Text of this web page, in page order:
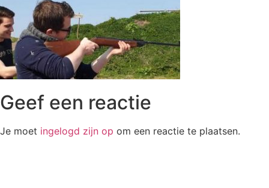
Geef een reactie
Je moet ingelogd zijn op om een reactie te plaatsen.